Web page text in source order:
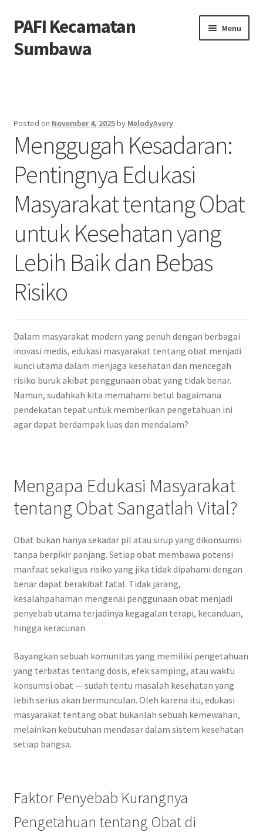
Skip
to
navigation
Skip
to
content
PAFI Kecamatan
Sumbawa
Menu
Privacy Policy
Tentang Kami
Posted on November 4, 2025by MelodyAvery
Menggugah Kesadaran:
Pentingnya Edukasi
Masyarakat tentang Obat
untuk Kesehatan yang
Lebih Baik dan Bebas
Risiko
Dalam masyarakat modern yang penuh dengan berbagai
inovasi medis, edukasi masyarakat tentang obat menjadi
kunci utama dalam menjaga kesehatan dan mencegah
risiko buruk akibat penggunaan obat yang tidak benar.
Namun, sudahkah kita memahami betul bagaimana
pendekatan tepat untuk memberikan pengetahuan ini
agar dapat berdampak luas dan mendalam?
Mengapa Edukasi Masyarakat
tentang Obat Sangatlah Vital?
Obat bukan hanya sekadar pil atau sirup yang dikonsumsi
tanpa berpikir panjang. Setiap obat membawa potensi
manfaat sekaligus risiko yang jika tidak dipahami dengan
benar dapat berakibat fatal. Tidak jarang,
kesalahpahaman mengenai penggunaan obat menjadi
penyebab utama terjadinya kegagalan terapi, kecanduan,
hingga keracunan.
Bayangkan sebuah komunitas yang memiliki pengetahuan
yang terbatas tentang dosis, efek samping, atau waktu
konsumsi obat — sudah tentu masalah kesehatan yang
lebih serius akan bermunculan. Oleh karena itu, edukasi
masyarakat tentang obat bukanlah sebuah kemewahan,
melainkan kebutuhan mendasar dalam sistem kesehatan
setiap bangsa.
Faktor Penyebab Kurangnya
Pengetahuan tentang Obat di